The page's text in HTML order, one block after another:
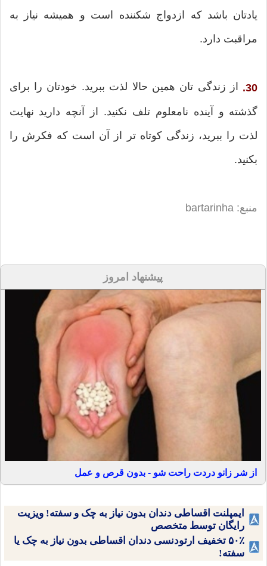
یادتان باشد که ازدواج شکننده است و همیشه نیاز به
مراقبت دارد.
30. از زندگی تان همین حالا لذت ببرید. خودتان را برای
گذشته و آینده نامعلوم تلف نکنید. از آنچه دارید نهایت
لذت را ببرید، زندگی کوتاه تر از آن است که فکرش را
بکنید.
منبع: bartarinha
پیشنهاد امروز
از شر زانو دردت راحت شو - بدون قرص و عمل
ایمپلنت اقساطی دندان بدون نیاز به چک و سفته! ویزیت
رایگان توسط متخصص
۵۰٪ تخفیف ارتودنسی دندان اقساطی بدون نیاز به چک یا
سفته!